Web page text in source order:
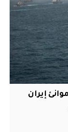
إيران